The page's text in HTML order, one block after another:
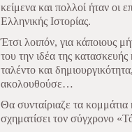
κείμενα και πολλοί ήταν οι
Ελληνικής Ιστορίας.
Έτσι λοιπόν, για κάποιους
του την ιδέα της κατασκευής
ταλέντο και
ακολουθούσε…
Θα συνταίριαζε τα
σχηματίσει τον σύγχρονο